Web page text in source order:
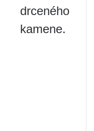
drceného
kamene.